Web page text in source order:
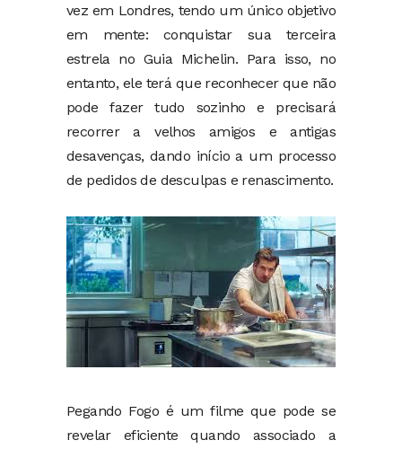
vez em Londres, tendo um único objetivo
em mente: conquistar sua terceira
estrela no Guia Michelin. Para isso, no
entanto, ele terá que reconhecer que não
pode fazer tudo sozinho e precisará
recorrer a velhos amigos e antigas
desavenças, dando início a um processo
de pedidos de desculpas e renascimento.
Pegando Fogo é um filme que pode se
revelar eficiente quando associado a